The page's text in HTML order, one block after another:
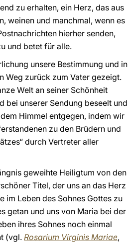
zu erhalten, ein Herz, das aus
weinen und manchmal, wenn es
hierher senden,
und betet für alle.
unsere Bestimmung und in
Weg zurück zum Vater gezeigt.
Welt an seiner Schönheit
bei unserer Sendung beseelt und
Himmel entgegen, indem wir
zu den Brüdern und
durch Vertreter aller
geweihte Heiligtum von den
Titel, der uns an das Herz
im Leben des Sohnes Gottes zu
getan und uns von Maria bei der
ihres Sohnes noch einmal
(vgl. Rosarium Virginis Mariae,